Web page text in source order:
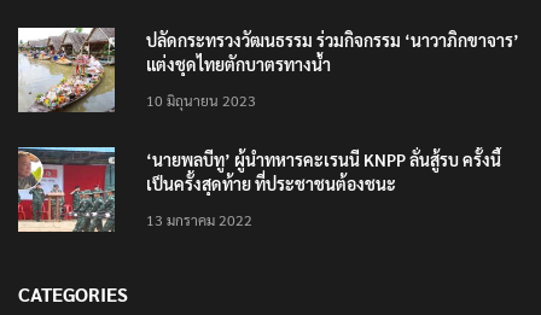
ปลัดกระทรวงวัฒนธรรม ร่วมกิจกรรม ‘นาวาภิกขาจาร’
แต่งชุดไทยตักบาตรทางน้ำ
10 มิถุนายน 2023
‘นายพลบีทู’ ผู้นำทหารคะเรนนี KNPP ลั่นสู้รบ ครั้งนี้
เป็นครั้งสุดท้าย ที่ประชาชนต้องชนะ
13 มกราคม 2022
CATEGORIES